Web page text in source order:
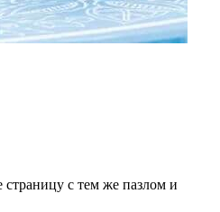
страницу с тем же пазлом и